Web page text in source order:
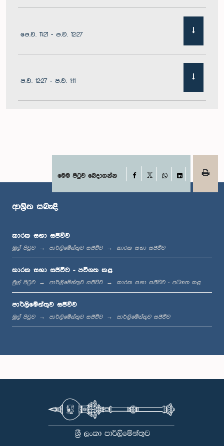
පෙ.ව. 11:21 - ප.ව. 12:27
ප.ව. 12:27 - ප.ව. 1:11
ප.ව. 1:22 - ප.ව. 1:29
ප.ව. 1:36 - ප.ව. 1:44
ප.ව. 1:44 - ප.ව. 1:53
ප.ව. 2:05 - ප.ව. 2:15
මෙම පිටුව බෙදාගන්න Facebook
WhatsApp
LinkedIn
ආශ්‍රිත සබැඳි
කාරක සභා සජීවීව
මුල් පිටුව පාර්ලිමේන්තුව සජීවීව කාරක සභා සජීවීව
කාරක සභා සජීවීව - පටිගත කළ
මුල් පිටුව පාර්ලිමේන්තුව සජීවීව කාරක සභා සජීවීව - පටිගත කළ
පාර්ලිමේන්තුව සජීවීව
මුල් පිටුව පාර්ලිමේන්තුව සජීවීව පාර්ලිමේන්තුව සජීවීව